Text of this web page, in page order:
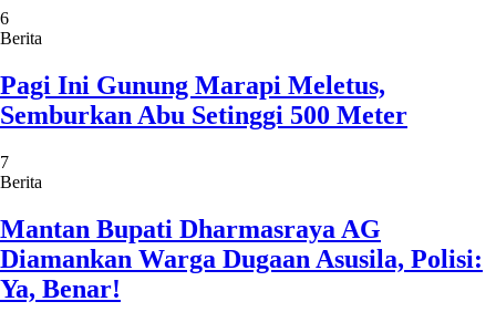
6
Berita
Pagi Ini Gunung Marapi Meletus,
Semburkan Abu Setinggi 500 Meter
7
Berita
Mantan Bupati Dharmasraya AG
Diamankan Warga Dugaan Asusila, Polisi:
Ya, Benar!